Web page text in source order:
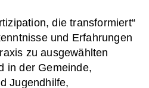
die transformiert“
und Erfahrungen
zu ausgewählten
in der Gemeinde,
Jugendhilfe,